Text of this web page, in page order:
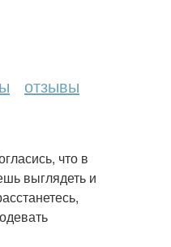
отзывы
что в
выглядеть и